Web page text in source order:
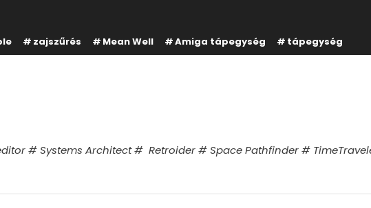
zajszűrés Mean Well Amiga tápegység tápegység
# Systems Architect # Retroider # Space Pathfinder #